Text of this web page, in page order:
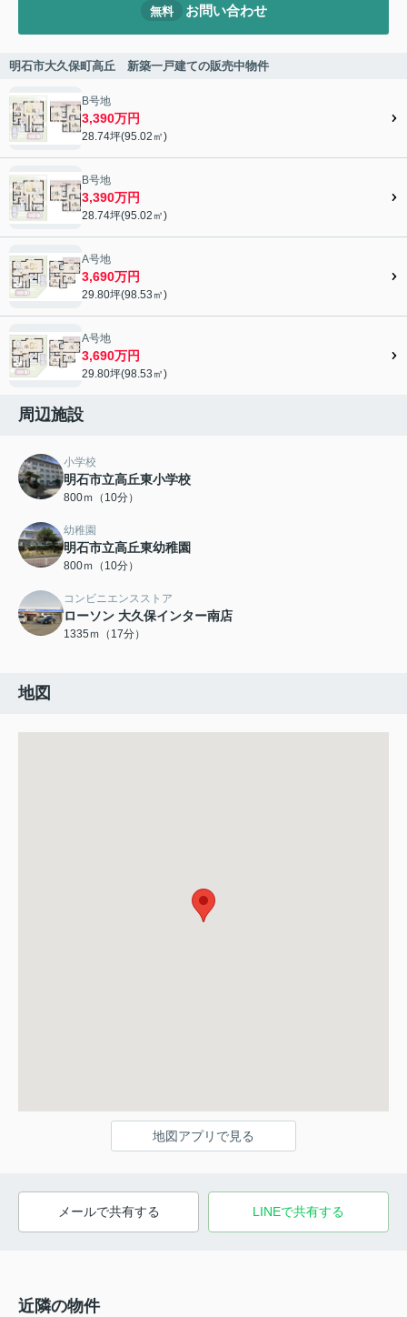
無料 お問い合わせ
明石市大久保町高丘 新築一戸建ての販売中物件
B号地
3,390万円
28.74坪(95.02㎡)
B号地
3,390万円
28.74坪(95.02㎡)
A号地
3,690万円
29.80坪(98.53㎡)
A号地
3,690万円
29.80坪(98.53㎡)
周辺施設
小学校
明石市立高丘東小学校
800ｍ（10分）
幼稚園
明石市立高丘東幼稚園
800ｍ（10分）
コンビニエンスストア
ローソン 大久保インター南店
1335ｍ（17分）
地図
地図アプリで見る
メールで共有する LINEで共有する
近隣の物件